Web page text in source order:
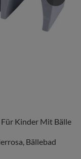
Kinder Mit Bälle
Bällebad